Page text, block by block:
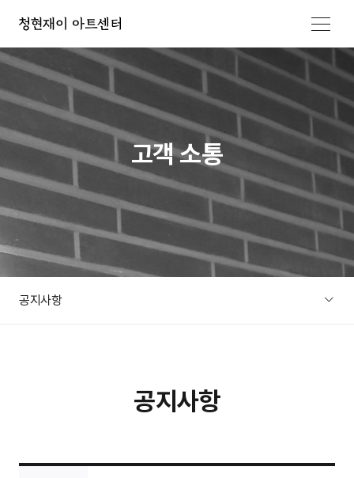
메뉴 열기
고객 소통
공지사항
공지사항